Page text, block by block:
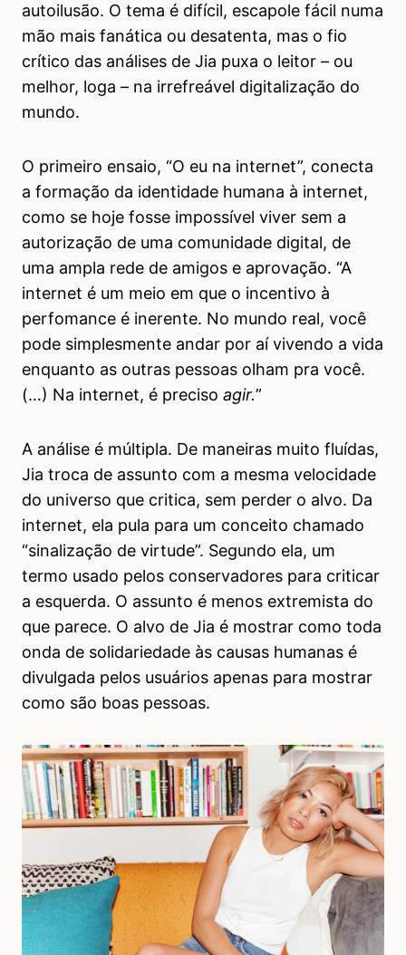
autoilusão. O tema é difícil, escapole fácil numa
mão mais fanática ou desatenta, mas o fio
crítico das análises de Jia puxa o leitor – ou
melhor, loga – na irrefreável digitalização do
mundo.
O primeiro ensaio, “O eu na internet”, conecta
a formação da identidade humana à internet,
como se hoje fosse impossível viver sem a
autorização de uma comunidade digital, de
uma ampla rede de amigos e aprovação. “A
internet é um meio em que o incentivo à
perfomance é inerente. No mundo real, você
pode simplesmente andar por aí vivendo a vida
enquanto as outras pessoas olham pra você.
(…) Na internet, é preciso agir.”
A análise é múltipla. De maneiras muito fluídas,
Jia troca de assunto com a mesma velocidade
do universo que critica, sem perder o alvo. Da
internet, ela pula para um conceito chamado
“sinalização de virtude”. Segundo ela, um
termo usado pelos conservadores para criticar
a esquerda. O assunto é menos extremista do
que parece. O alvo de Jia é mostrar como toda
onda de solidariedade às causas humanas é
divulgada pelos usuários apenas para mostrar
como são boas pessoas.